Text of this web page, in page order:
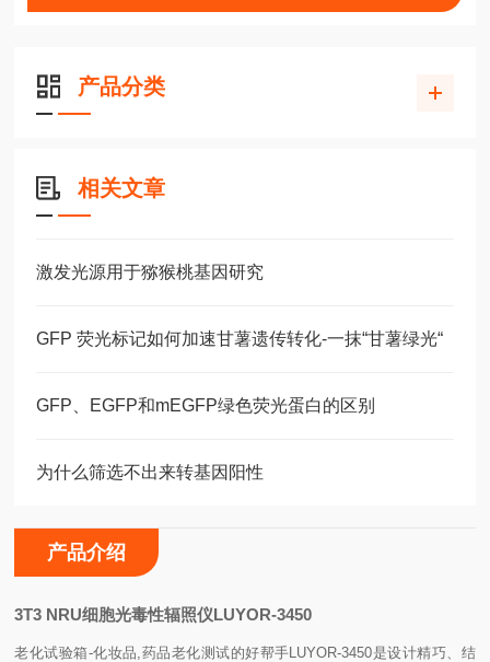
产品分类
相关文章
激发光源用于猕猴桃基因研究
GFP 荧光标记如何加速甘薯遗传转化-一抹“甘薯绿光“
GFP、EGFP和mEGFP绿色荧光蛋白的区别
为什么筛选不出来转基因阳性
产品介绍
3T3 NRU细胞光毒性辐照仪LUYOR-3450
老化试验箱-化妆品,药品老化测试的好帮手LUYOR-3450是设计精巧、结